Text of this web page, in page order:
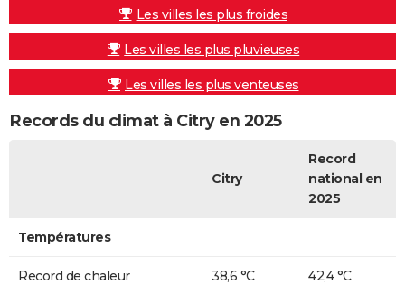
Les villes les plus froides
Les villes les plus pluvieuses
Les villes les plus venteuses
Records du climat à Citry en 2025
Citry
Record
national en
2025
Températures
Record de chaleur 38,6 °C 42,4 °C